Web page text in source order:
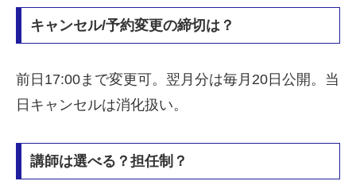
キャンセル/予約変更の締切は？
前日17:00まで変更可。翌月分は毎月20日公開。当
日キャンセルは消化扱い。
講師は選べる？担任制？